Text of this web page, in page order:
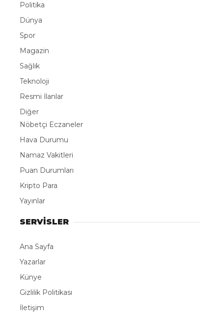
Politika
Dünya
Spor
Magazin
Sağlık
Teknoloji
Resmi İlanlar
Diğer
Nöbetçi Eczaneler
Hava Durumu
Namaz Vakitleri
Puan Durumları
Kripto Para
Yayınlar
SERVİSLER
Ana Sayfa
Yazarlar
Künye
Gizlilik Politikası
İletişim